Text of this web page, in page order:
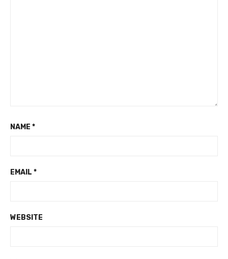
NAME *
EMAIL *
WEBSITE